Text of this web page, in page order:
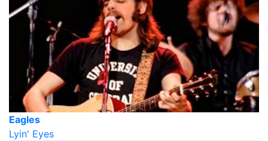
Eagles
Lyin' Eyes